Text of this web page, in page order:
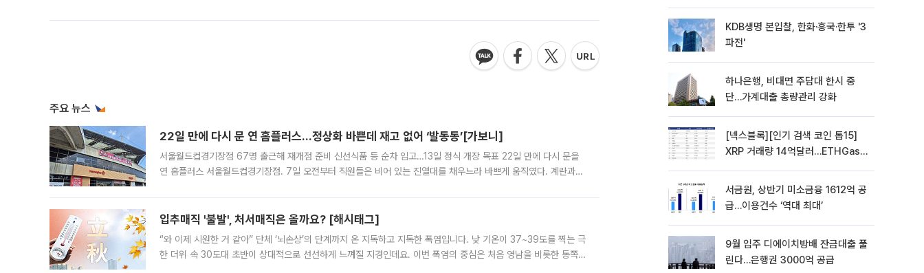
주요 뉴스
22일 만에 다시 문 연 홈플러스…정상화 바쁜데 재고 없어 ‘발동동’[가보니]
서울월드컵경기장점 67명 출근해 재개점 준비 신선식품 등 순차 입고…13일 정식 개장 목표 22일 만에 다시 문을
연 홈플러스 서울월드컵경기장점. 7일 오전부터 직원들은 비어 있는 진열대를 채우느라 바쁘게 움직였다. 계란과
입추매직 '불발', 처서매직은 올까요? [해시태그]
“와 이제 시원한 거 같아” 단체 ‘뇌손상’의 단계까지 온 지독하고 지독한 폭염입니다. 낮 기온이 37~39도를 찍는 극
한 더위 속 30도대 초반이 상대적으로 선선하게 느껴질 지경인데요. 이번 폭염의 중심은 처음 영남을 비롯한 동쪽
KDB생명 본입찰, 한화·흥국·한투 '3
파전'
하나은행, 비대면 주담대 한시 중
단…가계대출 총량관리 강화
[넥스블록][인기 검색 코인 톱15]
XRP 거래량 14억달러…ETHGas
서금원, 상반기 미소금융 1612억 공
급…이용건수 ‘역대 최대’
9월 입주 디에이치방배 잔금대출 풀
린다…은행권 3000억 공급